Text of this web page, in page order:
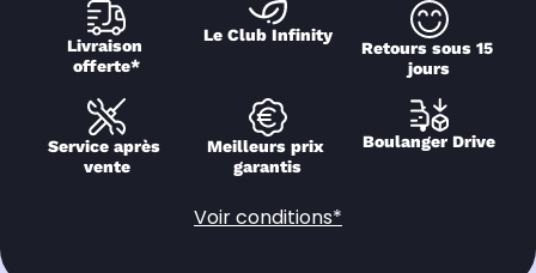
Livraison
offerte*
Le Club Infinity
Retours sous 15
jours
Service après
vente
Meilleurs prix
garantis
Boulanger Drive
Voir conditions*